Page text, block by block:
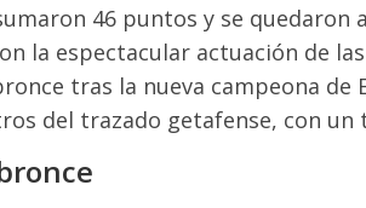
46 puntos y se quedaron
la espectacular actuación de
tras la nueva campeona de
del trazado getafense, con un